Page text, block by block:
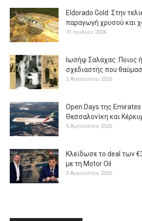
Eldorado Gold: Στην
παραγωγή χρυσού και
31 Ιουλίου 2026
Ιωσήφ Σαλάχας: Ποιος
σχεδιαστής που
5 Αυγούστου 2026
Open Days της
Θεσσαλονίκη και
5 Αυγούστου 2026
Κλείδωσε το deal των
με τη Μotor Oil
5 Αυγούστου 2026